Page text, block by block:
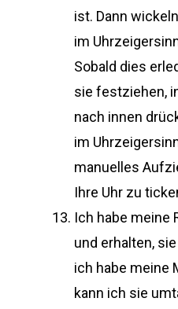
ist. Dann
im
Sobald dies
sie festziehen,
nach innen
im
manuelles
Ihre Uhr zu
Ich habe meine
und erhalten,
ich habe meine
kann ich sie